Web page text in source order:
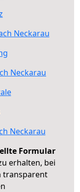
Neckarau
Neckarau
Neckarau
Formular
erhalten, bei
transparent